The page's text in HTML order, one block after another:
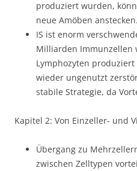
produziert wurden,
neue Amöben anstecken.
IS ist enorm
Milliarden Immunzellen
Lymphozyten
wieder ungenutzt
stabile Strategie, da
Kapitel 2: Von Einzeller- und
Übergang zu
zwischen Zelltypen